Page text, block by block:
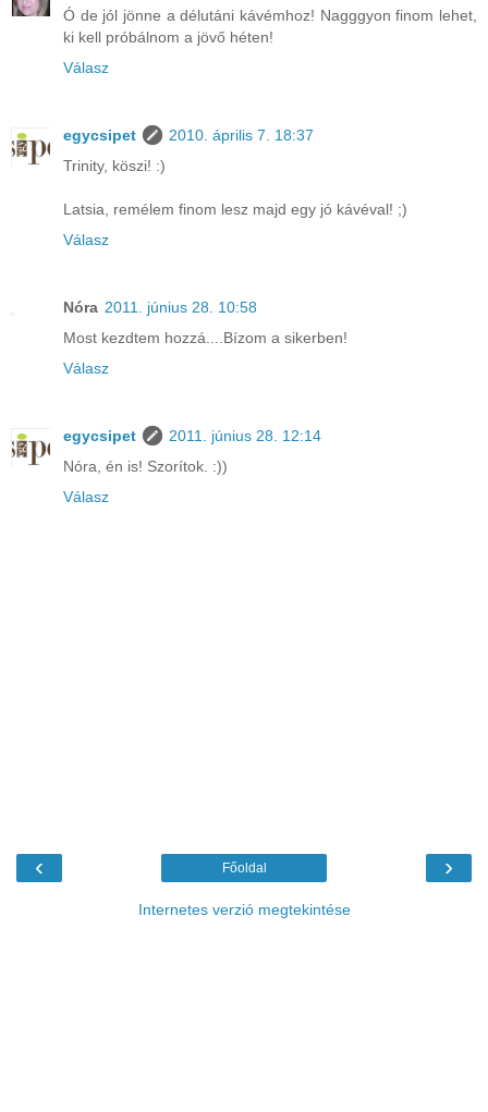
Ó de jól jönne a délutáni kávémhoz! Nagggyon finom lehet,
ki kell próbálnom a jövő héten!
Válasz
egycsipet
2010. április 7. 18:37
Trinity, köszi! :)
Latsia, remélem finom lesz majd egy jó kávéval! ;)
Válasz
Nóra 2011. június 28. 10:58
Most kezdtem hozzá....Bízom a sikerben!
Válasz
egycsipet
2011. június 28. 12:14
Nóra, én is! Szorítok. :))
Válasz
‹ ›
Főoldal
Internetes verzió megtekintése